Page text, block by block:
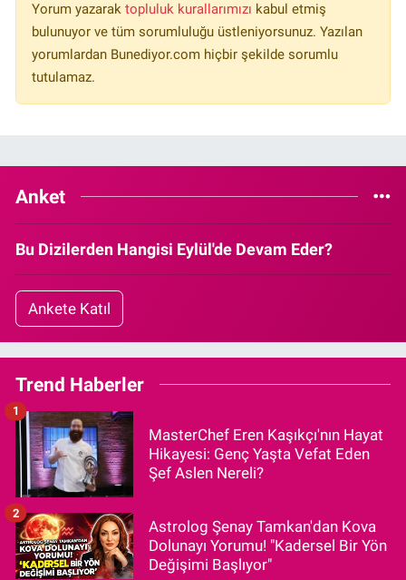
Yorum yazarak topluluk kurallarımızı kabul etmiş
bulunuyor ve tüm sorumluluğu üstleniyorsunuz. Yazılan
yorumlardan Bunediyor.com hiçbir şekilde sorumlu
tutulamaz.
Anket
Bu Dizilerden Hangisi Eylül'de Devam Eder?
Ankete Katıl
Trend Haberler
MasterChef Eren Kaşıkçı'nın Hayat
Hikayesi: Genç Yaşta Vefat Eden
Şef Aslen Nereli?
1
Astrolog Şenay Tamkan'dan Kova
Dolunayı Yorumu! "Kadersel Bir Yön
Değişimi Başlıyor"
2